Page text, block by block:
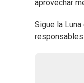
aprovechar
Sigue la